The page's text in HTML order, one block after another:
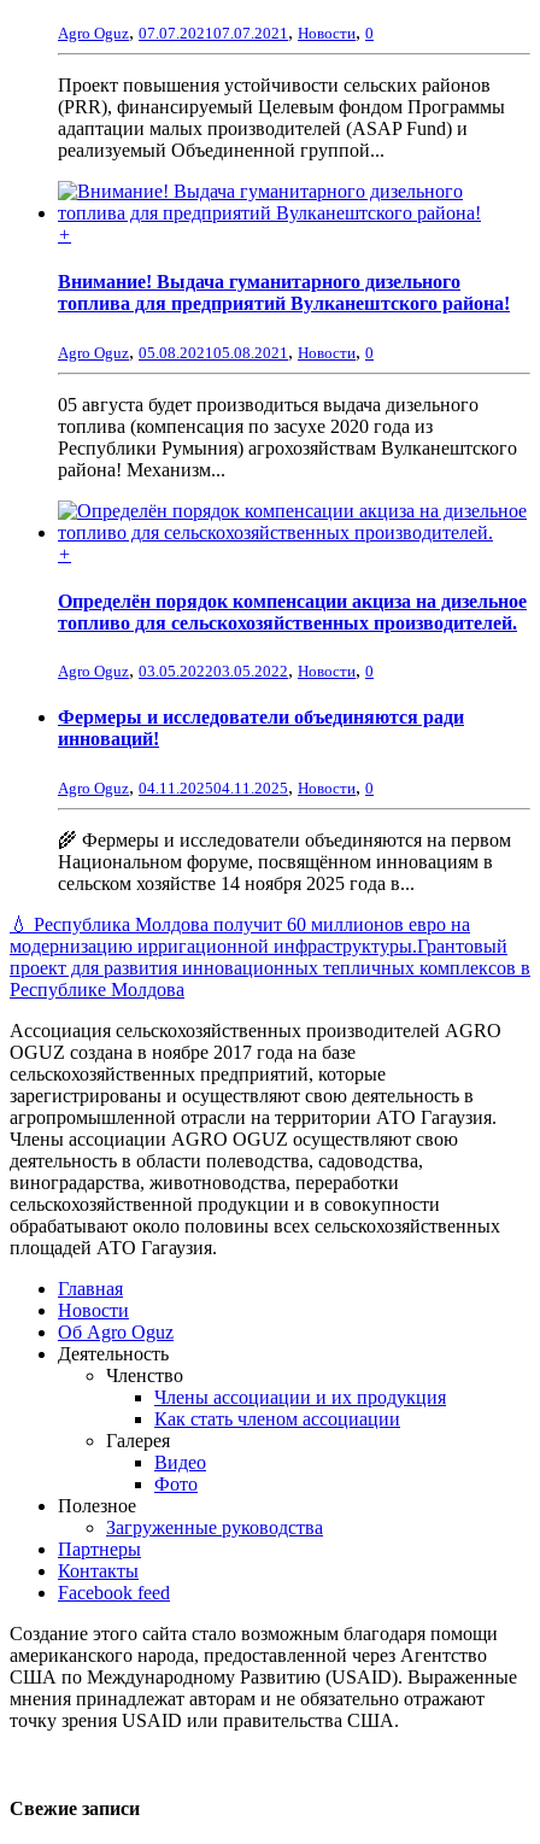
Agro Oguz, 07.07.202107.07.2021, Новости, 0
Проект повышения устойчивости сельских районов
(PRR), финансируемый Целевым фондом Программы
адаптации малых производителей (ASAP Fund) и
реализуемый Объединенной группой...
+
Внимание! Выдача гуманитарного дизельного
топлива для предприятий Вулканештского района!
Agro Oguz, 05.08.2021 05.08.2021 , Новости, 0
05 августа будет производиться выдача дизельного
топлива (компенсация по засухе 2020 года из
Республики Румыния) агрохозяйствам Вулканештского
района! Механизм...
+
Определён порядок компенсации акциза на дизельное
топливо для сельскохозяйственных производителей.
Agro Oguz, 03.05.202203.05.2022, Новости, 0
Фермеры и исследователи объединяются ради
инноваций!
Agro Oguz, 04.11.202504.11.2025, Новости, 0
🌾 Фермеры и исследователи объединяются на первом
Национальном форуме, посвящённом инновациям в
сельском хозяйстве 14 ноября 2025 года в...
💧 Республика Молдова получит 60 миллионов евро на
модернизацию ирригационной инфраструктуры.Грантовый
проект для развития инновационных тепличных комплексов в
Республике Молдова
Ассоциация сельскохозяйственных производителей AGRO
OGUZ создана в ноябре 2017 года на базе
сельскохозяйственных предприятий, которые
зарегистрированы и осуществляют свою деятельность в
агропромышленной отрасли на территории АТО Гагаузия.
Члены ассоциации AGRO OGUZ осуществляют свою
деятельность в области полеводства, садоводства,
виноградарства, животноводства, переработки
сельскохозяйственной продукции и в совокупности
обрабатывают около половины всех сельскохозяйственных
площадей АТО Гагаузия.
Главная
Новости
Об Agro Oguz
Деятельность
Членство
Члены ассоциации и их продукция
Как стать членом ассоциации
Галерея
Видео
Фото
Полезное
Загруженные руководства
Партнеры
Контакты
Facebook feed
Создание этого сайта стало возможным благодаря помощи
американского народа, предоставленной через Агентство
США по Международному Развитию (USAID). Выраженные
мнения принадлежат авторам и не обязательно отражают
точку зрения USAID или правительства США.
Свежие записи